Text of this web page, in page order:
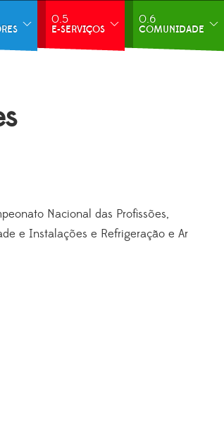
0.5
E-SERVIÇOS
0.6
COMUNIDADE
Nacional das Profissões,
e Instalações e Refrigeração e Ar